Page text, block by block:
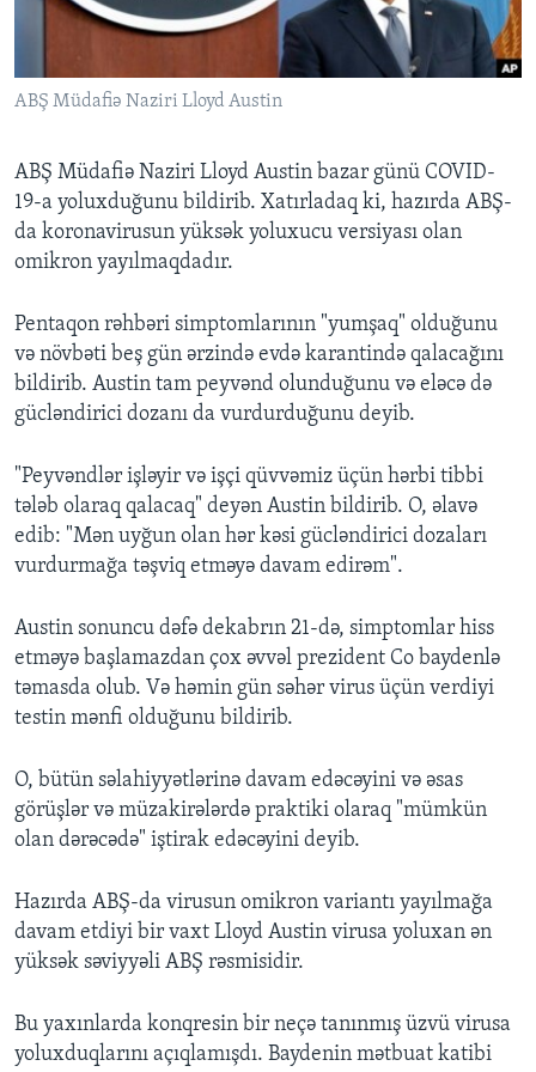
Dillər
ABŞ Müdafiə Naziri Lloyd Austin
ABŞ Müdafiə Naziri Lloyd Austin bazar günü COVID-
19-a yoluxduğunu bildirib. Xatırladaq ki, hazırda ABŞ-
da koronavirusun yüksək yoluxucu versiyası olan
omikron yayılmaqdadır.
Pentaqon rəhbəri simptomlarının "yumşaq" olduğunu
və növbəti beş gün ərzində evdə karantində qalacağını
bildirib. Austin tam peyvənd olunduğunu və eləcə də
gücləndirici dozanı da vurdurduğunu deyib.
"Peyvəndlər işləyir və işçi qüvvəmiz üçün hərbi tibbi
tələb olaraq qalacaq" deyən Austin bildirib. O, əlavə
edib: "Mən uyğun olan hər kəsi gücləndirici dozaları
vurdurmağa təşviq etməyə davam edirəm".
Austin sonuncu dəfə dekabrın 21-də, simptomlar hiss
etməyə başlamazdan çox əvvəl prezident Co baydenlə
təmasda olub. Və həmin gün səhər virus üçün verdiyi
testin mənfi olduğunu bildirib.
O, bütün səlahiyyətlərinə davam edəcəyini və əsas
görüşlər və müzakirələrdə praktiki olaraq "mümkün
olan dərəcədə" iştirak edəcəyini deyib.
Hazırda ABŞ-da virusun omikron variantı yayılmağa
davam etdiyi bir vaxt Lloyd Austin virusa yoluxan ən
yüksək səviyyəli ABŞ rəsmisidir.
Bu yaxınlarda konqresin bir neçə tanınmış üzvü virusa
yoluxduqlarını açıqlamışdı. Baydenin mətbuat katibi